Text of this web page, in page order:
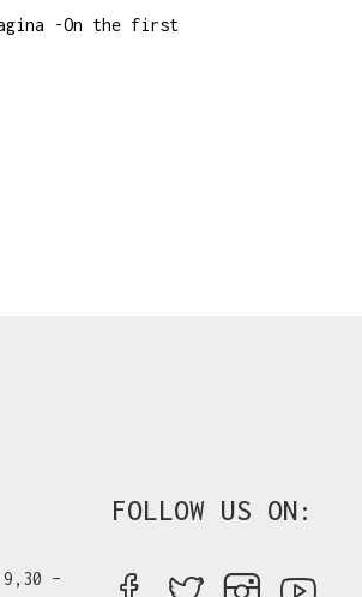
-On the first
9,30 –
FOLLOW US ON: